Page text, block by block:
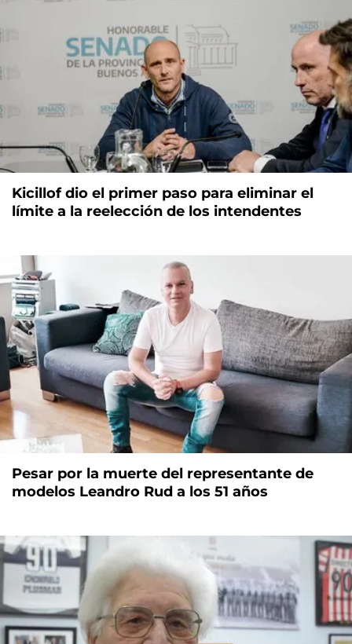
Kicillof dio el primer paso para eliminar el
límite a la reelección de los intendentes
Pesar por la muerte del representante de
modelos Leandro Rud a los 51 años